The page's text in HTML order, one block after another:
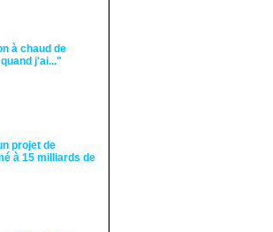
à chaud de
j'ai..."
projet de
à 15 milliards de